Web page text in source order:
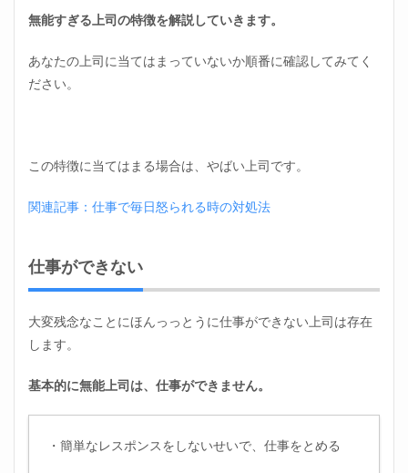
イラ
スの
原因
がで
力が
ない
礼儀
知ら
1.4
感が
ない
無能すぎる上司の特徴を解説していきます。
あなたの上司に当てはまっていないか順番に確認してみてく
ださい。
この特徴に当てはまる場合は、やばい上司です。
関連記事：仕事で毎日怒られる時の対処法
仕事ができない
大変残念なことにほんっっとうに仕事ができない上司は存在
します。
基本的に無能上司は、仕事ができません。
・簡単なレスポンスをしないせいで、仕事をとめる